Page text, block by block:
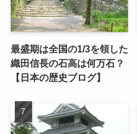
最盛期は全国の1/3を領した
織田信長の石高は何万石？
【日本の歴史ブログ】